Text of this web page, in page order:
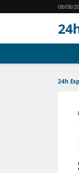
08/08/
24h